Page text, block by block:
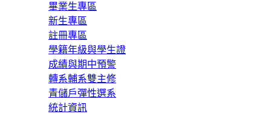
畢業生專區
新生專區
註冊專區
學籍年級與學生證
成績與期中預警
轉系輔系雙主修
青儲戶彈性選系
統計資訊